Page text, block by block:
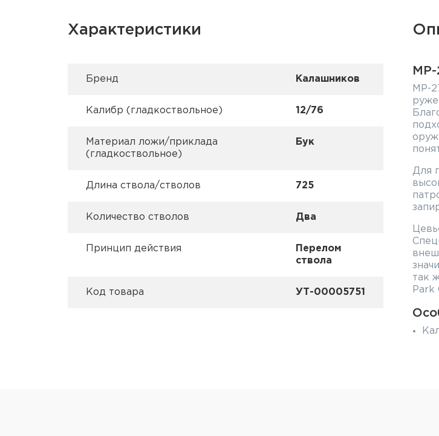
Характеристики
Брeнд Калашников
Калибр (гладкоствольное) 12/76
Материал ложи/приклада
(гладкоствольное)
Бук
Длина ствола/стволов 725
Количество стволов Два
Принцип действия
Перелом
ствола
Код товара УТ-00005751
МР-
МР-
Для
так
Park